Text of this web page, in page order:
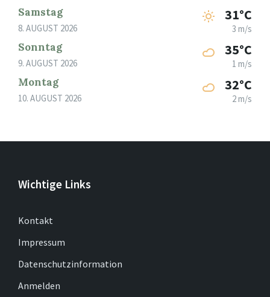
Samstag
8. AUGUST 2026
31°C
3 m/s
Sonntag
9. AUGUST 2026
35°C
1 m/s
Montag
10. AUGUST 2026
32°C
2 m/s
Wichtige Links
Kontakt
Impressum
Datenschutzinformation
Anmelden